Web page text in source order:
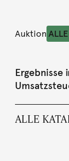
Auktion
Ergebnisse
ALLE